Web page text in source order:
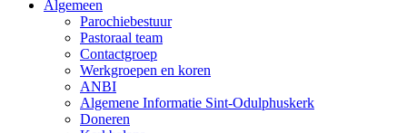
Algemeen
Parochiebestuur
Pastoraal team
Contactgroep
Werkgroepen en koren
ANBI
Algemene Informatie Sint-Odulphuskerk
Doneren